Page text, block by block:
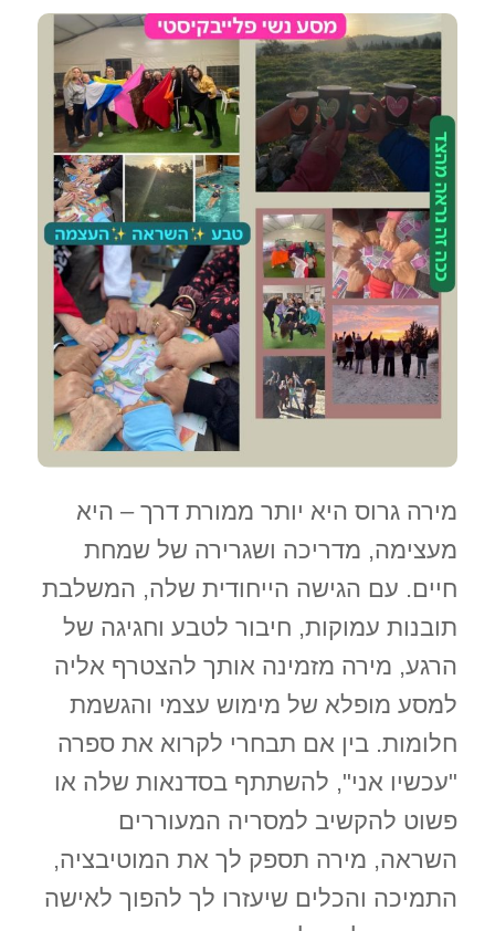
מירה גרוס היא יותר ממורת דרך – היא
מעצימה, מדריכה ושגרירה של שמחת
חיים. עם הגישה הייחודית שלה, המשלבת
תובנות עמוקות, חיבור לטבע וחגיגה של
הרגע, מירה מזמינה אותך להצטרף אליה
למסע מופלא של מימוש עצמי והגשמת
חלומות. בין אם תבחרי לקרוא את ספרה
"עכשיו אני", להשתתף בסדנאות שלה או
פשוט להקשיב למסריה המעוררים
השראה, מירה תספק לך את המוטיבציה,
התמיכה והכלים שיעזרו לך להפוך לאישה